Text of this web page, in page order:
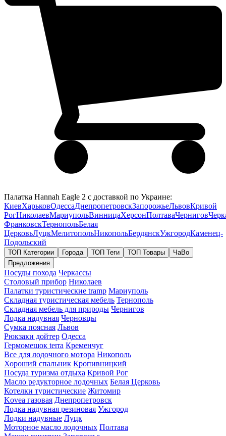
Палатка Hannah Eagle 2 с доставкой по Украине:
КиевХарьковОдессаДнепропетровскЗапорожьеЛьвовКривой
РогНиколаевМариупольВинницаХерсонПолтаваЧернигов
ФранковскТернопольБелая
ЦерковьЛуцкМелитопольНикопольБердянскУжгородКаменец-
Подольский
ТОП Категории Города ТОП Теги ТОП Товары
ЧаВо
Предложения
Посуды похода Черкассы
Столовый прибор Николаев
Палатки туристические tramp Мариуполь
Складная туристическая мебель Тернополь
Складная мебель для природы Чернигов
Лодка надувная Черновцы
Сумка поясная Львов
Рюкзаки дойтер Одесса
Гермомешок terra Кременчуг
Все для лодочного мотора Никополь
Хороший спальник Кропивницкий
Посуда туризма отдыха Кривой Рог
Масло редукторное лодочных Белая Церковь
Котелки туристические Житомир
Kovea газовая Днепропетровск
Лодка надувная резиновая Ужгород
Лодки надувные Луцк
Моторное масло лодочных Полтава